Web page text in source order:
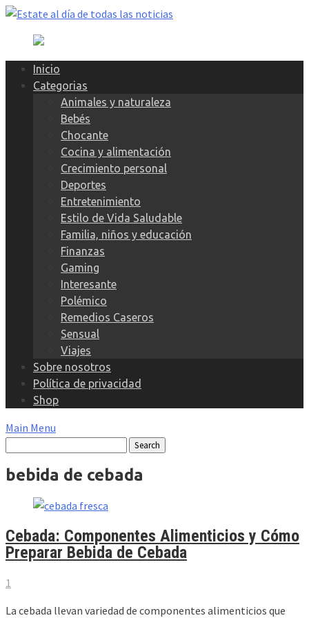
Skip
content
Inicio
Categorias
Animales y naturaleza
Bebés
Chocante
Cocina y alimentación
Crecimiento personal
Deportes
Entretenimiento
Estilo de Vida Saludable
Familia, niños y educación
Finanzas
Gaming
Interesante
Polémico
Remedios Caseros
Sensual
Viajes
Sobre nosotros
Política de privacidad
Shop
Main Menu
bebida de cebada
Cebada: Componentes Alimenticios y Cómo
Preparar Bebida de Cebada
1
La cebada llevan variedad de componentes alimenticios que